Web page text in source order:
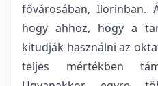
fővárosában, Ilorinban.
hogy ahhoz, hogy a
kitudják használni az
teljes mértékben